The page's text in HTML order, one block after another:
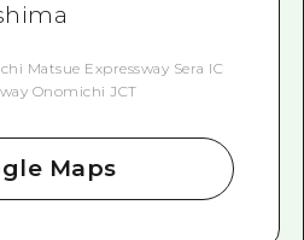
Matsue Expressway Sera IC
Onomichi JCT
Maps